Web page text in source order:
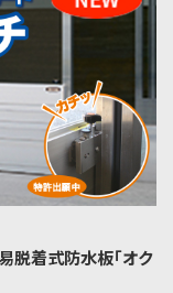
脱着式防水板「オク